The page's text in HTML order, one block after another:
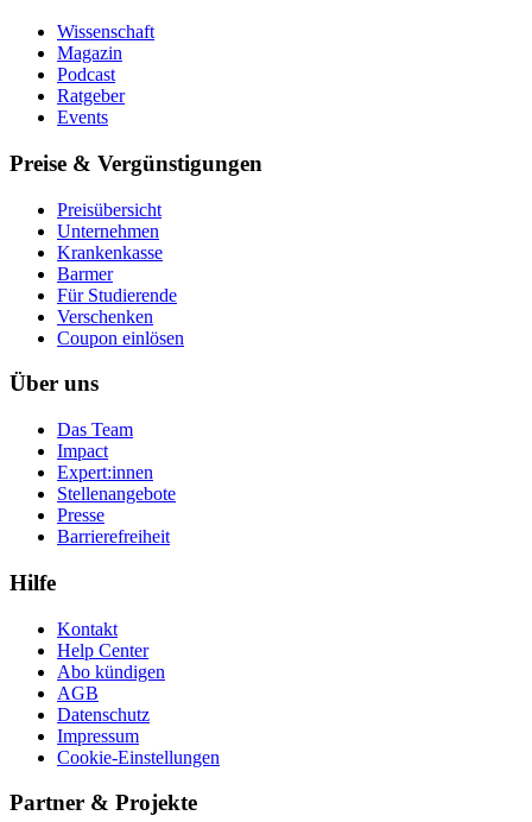
Wissenschaft
Magazin
Podcast
Ratgeber
Events
Preise & Vergünstigungen
Preisübersicht
Unternehmen
Krankenkasse
Barmer
Für Studierende
Ver­schen­ken
Coupon einlösen
Über uns
Das Team
Impact
Expert:innen
Stellenangebote
Presse
Barrierefreiheit
Hilfe
Kontakt
Help Center
Abo kündigen
AGB
Datenschutz
Impressum
Cookie-Einstellungen
Partner & Projekte